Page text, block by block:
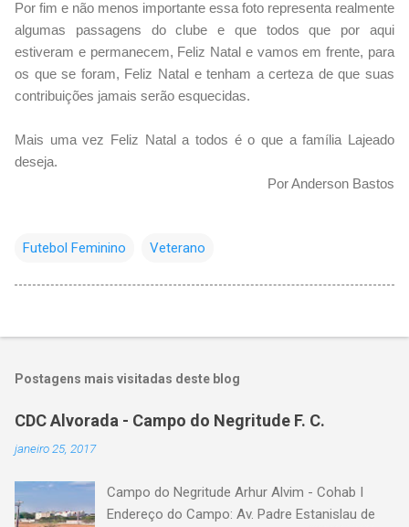
Por fim e não menos importante essa foto representa realmente
algumas passagens do clube e que todos que por aqui
estiveram e permanecem, Feliz Natal e vamos em frente, para
os que se foram, Feliz Natal e tenham a certeza de que suas
contribuições jamais serão esquecidas.
Mais uma vez Feliz Natal a todos é o que a família Lajeado
deseja.
Por Anderson Bastos
Futebol Feminino Veterano
Postagens mais visitadas deste blog
CDC Alvorada - Campo do Negritude F. C.
janeiro 25, 2017
Campo do Negritude Arhur Alvim - Cohab I
Endereço do Campo: Av. Padre Estanislau de